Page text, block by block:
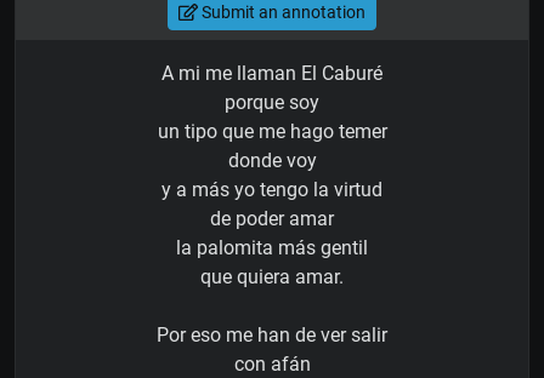
Submit an annotation
A mi me llaman El Caburé
porque soy
un tipo que me hago temer
donde voy
y a más yo tengo la virtud
de poder amar
la palomita más gentil
que quiera amar.
Por eso me han de ver salir
con afán